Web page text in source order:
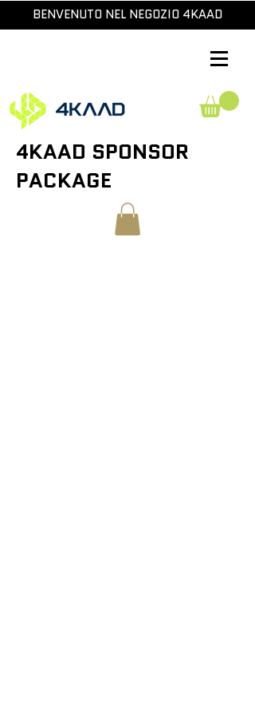
BENVENUTO NEL NEGOZIO 4KAAD
4KAAD SPONSOR
PACKAGE